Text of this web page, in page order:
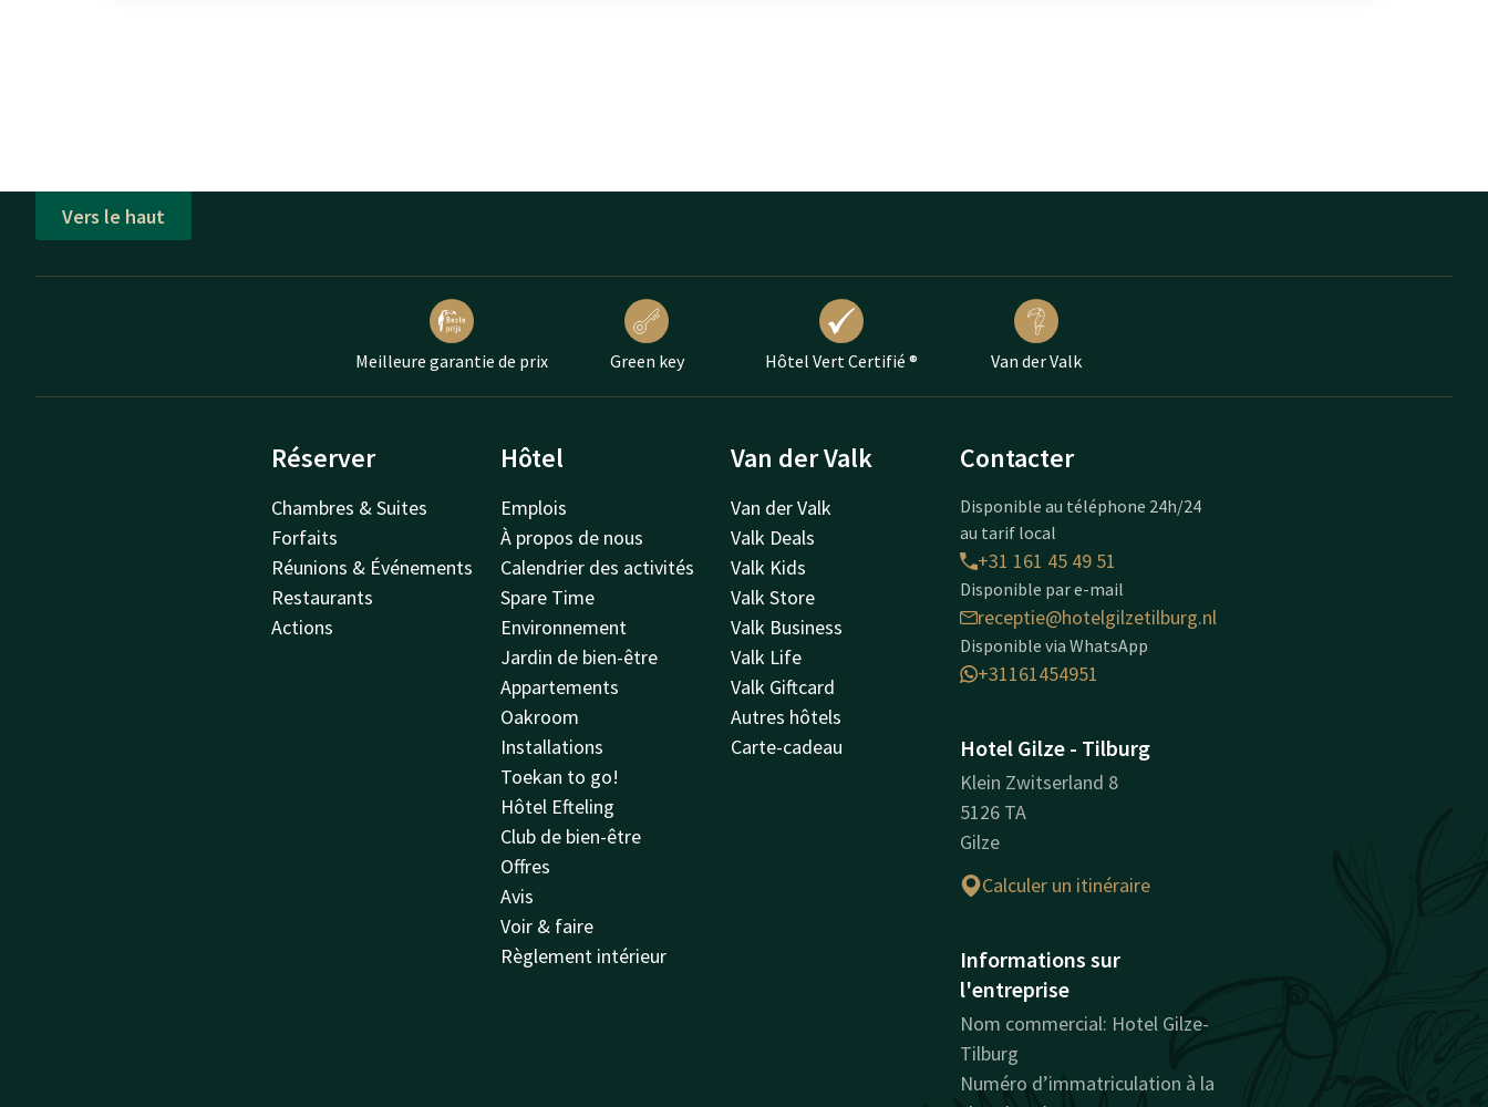
Vers le haut
Meilleure garantie de prix Green key Hôtel Vert Certifié ® Van der Valk
Réserver
Chambres & Suites
Forfaits
Réunions & Événements
Restaurants
Actions
Hôtel
Emplois
À propos de nous
Calendrier des activités
Spare Time
Environnement
Jardin de bien-être
Appartements
Oakroom
Installations
Toekan to go!
Hôtel Efteling
Club de bien-être
Offres
Avis
Voir & faire
Règlement intérieur
Van der Valk
Van der Valk
Valk Deals
Valk Kids
Valk Store
Valk Business
Valk Life
Valk Giftcard
Autres hôtels
Carte-cadeau
Contacter
Disponible au téléphone 24h/24
au tarif local
+31 161 45 49 51
Disponible par e-mail
receptie@hotelgilzetilburg.nl
Disponible via WhatsApp
+31161454951
Hotel Gilze - Tilburg
Klein Zwitserland 8
5126 TA
Gilze
Calculer un itinéraire
Informations sur
l'entreprise
Nom commercial: Hotel Gilze-
Tilburg
Numéro d’immatriculation à la